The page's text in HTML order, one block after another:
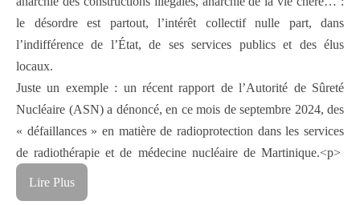
le désordre est partout, l’intérêt collectif nulle part, dans
l’indifférence de l’État, de ses services publics et des élus
locaux.
Juste un exemple : un récent rapport de l’Autorité de Sûreté
Nucléaire (ASN) a dénoncé, en ce mois de septembre 2024, des
« défaillances » en matière de radioprotection dans les services
de radiothérapie et de médecine nucléaire de Martinique.<p>
Lire Plus